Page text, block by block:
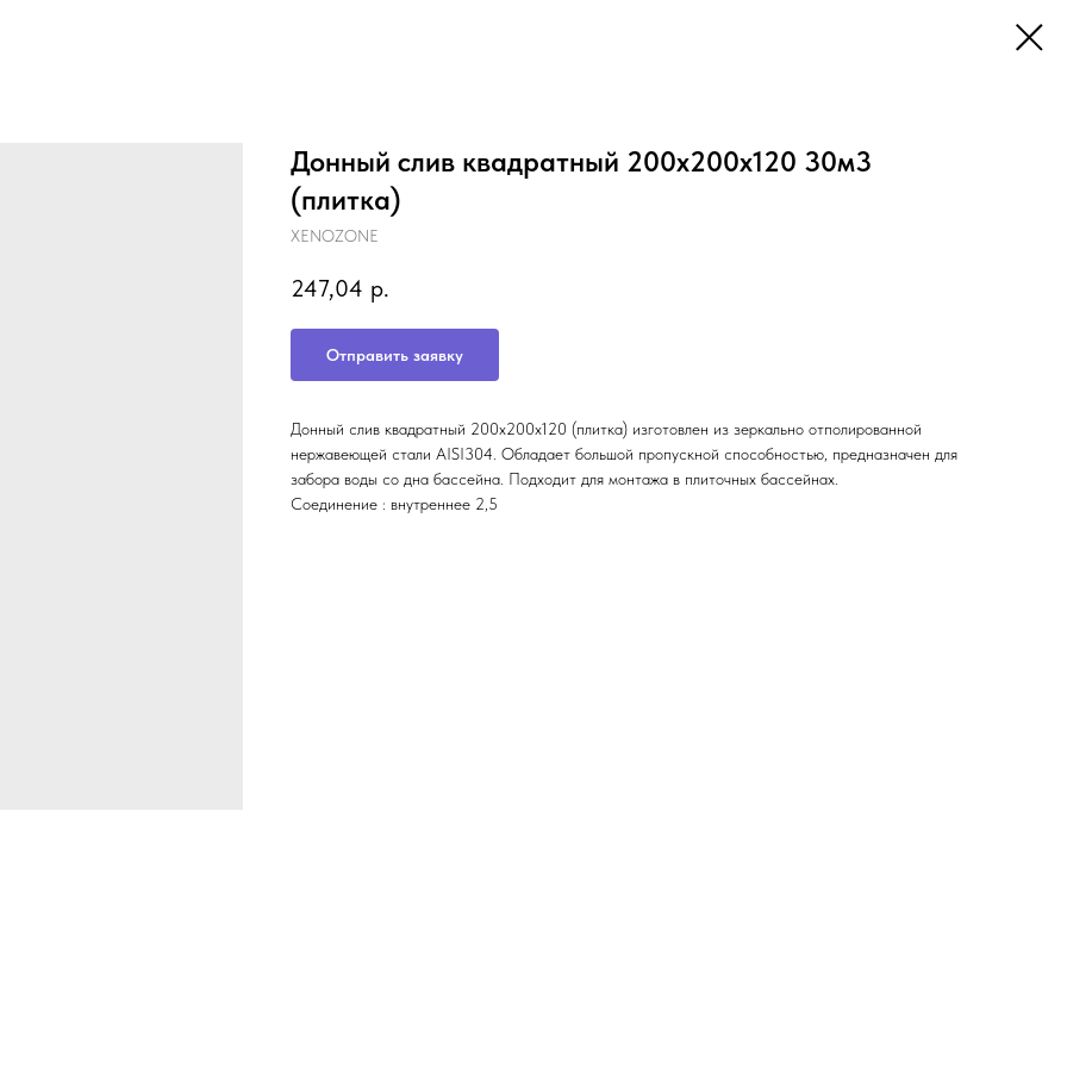
Донный слив квадратный 200х200х120 30м3
(плитка)
XENOZONE
247,04 р.
Отправить заявку
Донный слив квадратный 200х200х120 (плитка) изготовлен из зеркально отполированной
нержавеющей стали AISI304. Обладает большой пропускной способностью, предназначен для
забора воды со дна бассейна. Подходит для монтажа в плиточных бассейнах.
Соединение : внутреннее 2,5